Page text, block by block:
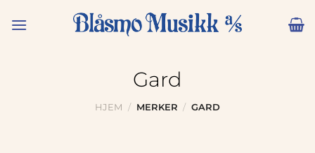
Gard
HJEM / MERKER / GARD